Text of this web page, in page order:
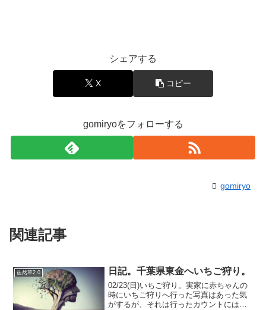
シェアする
X コピー
gomiryoをフォローする
gomiryo
関連記事
徒然草2.0 日記。千葉県東金へいちご狩り。
02/23(日)いちご狩り。実家に赤ちゃんの
時にいちご狩りへ行った写真はあった気
がするが、それは行ったカウントにはい